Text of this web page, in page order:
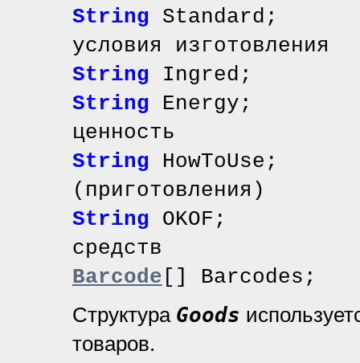
String Standard;
условия изготовления
String Ingred; //
String Energy; //
ценность
String HowToUse;
(приготовления)
String OKOF; //
средств
Barcode []
Структура Goods
товаров.